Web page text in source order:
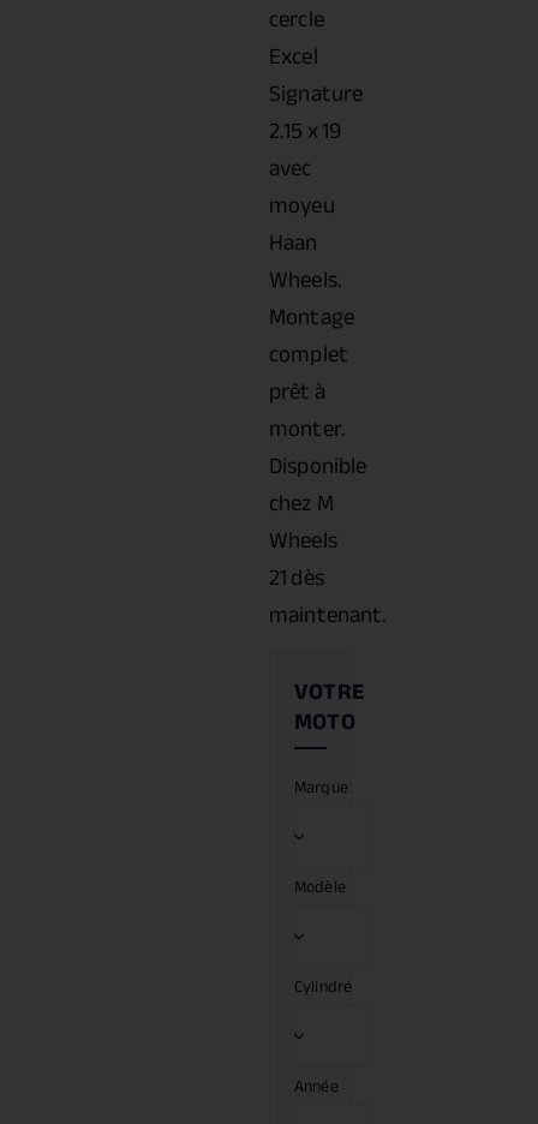
cercle
Excel
Signature
2.15 x 19
avec
moyeu
Haan
Wheels.
Montage
complet
prêt à
monter.
Disponible
chez M
Wheels
21 dès
maintenant.
Marque
Modèle
Cylindré
Année